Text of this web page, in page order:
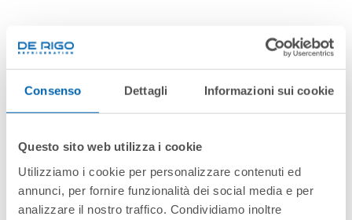
Consenso Dettagli Informazioni sui cookie
Questo sito web utilizza i cookie
Utilizziamo i cookie per personalizzare contenuti ed
annunci, per fornire funzionalità dei social media e per
analizzare il nostro traffico. Condividiamo inoltre